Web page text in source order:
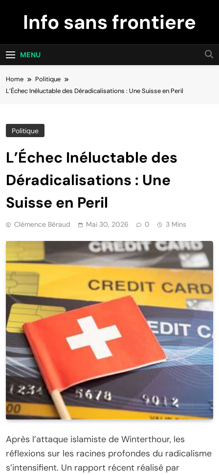
contentInfo sans frontiere
MENU
Home
Politique
L’Échec Inéluctable des Déradicalisations : Une Suisse en Peril
Politique
L’Échec Inéluctable des
Déradicalisations : Une
Suisse en Peril
Clémence Béraud Mai 30, 2026 0 3 Mins
Après l’attaque islamiste de Winterthour, les
réflexions sur les racines profondes du radicalisme
s’intensifient. Un rapport récent réalisé par